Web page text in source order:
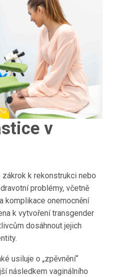
v
k rekonstrukci nebo
problémy, včetně
komplikace onemocnění
k vytvoření transgender
dosáhnout jejich
usiluje o „zpěvnění“
následkem vaginálního